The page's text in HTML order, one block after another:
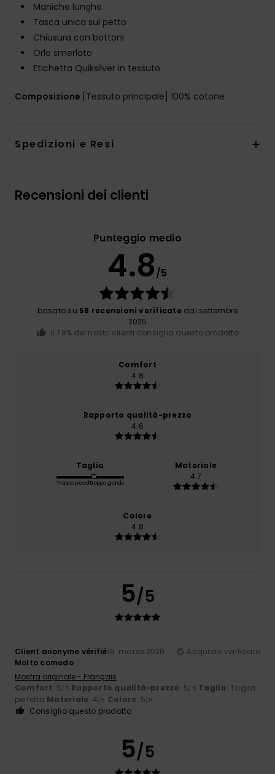
Maniche lunghe
Tasca unica sul petto
Chiusura con bottoni
Orlo smerlato
Etichetta Quiksilver in tessuto
Composizione [Tessuto principale] 100% cotone
Spedizioni e Resi
Recensioni dei clienti
Punteggio medio
4.8/5
basato su 58 recensioni verificatedal settembre
2025
Il 79% dei nostri clienti consiglia questo prodotto
Comfort
4.8
Rapporto qualità-prezzo
4.6
Taglia
Troppo piccoloTroppo grande
Materiale
4.7
Colore
4.8
5/5
Client anonyme vérifié16. marzo 2026
Acquisto verificato
Molto comodo
Mostra originale - Français
Comfort: 5/5 Rapporto qualità-prezzo: 5/5 Taglia: Taglia
perfetta Materiale: 4/5 Colore: 5/5
Consiglio questo prodotto
5/5